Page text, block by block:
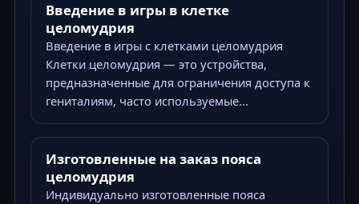
Введение в игры в клетке
целомудрия
Введение в игры с клетками целомудрия
Клетки целомудрия — это устройства,
предназначенные для ограничения доступа к
гениталиям, часто используемые...
Изготовленные на заказ пояса
целомудрия
Индивидуально изготовленные пояса